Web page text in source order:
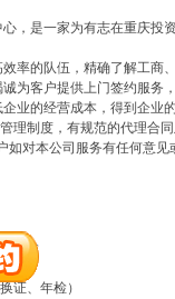
，是一家为有志在重庆投
率的队伍，精确了解工商
为客户提供上门签约服务
业的经营成本，得到企业的
理制度，有规范的代理合
如对本公司服务有任何意
年检
证、年检）